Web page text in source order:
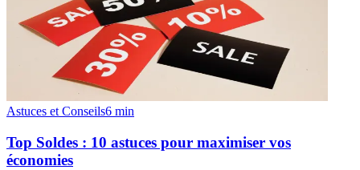
Astuces et Conseils6 min
Top Soldes : 10 astuces pour maximiser vos
économies